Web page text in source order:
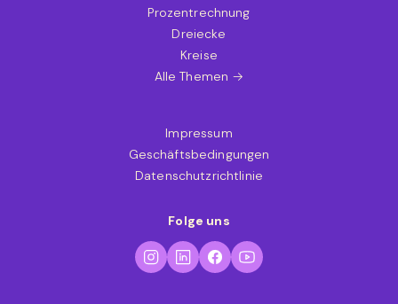
Prozentrechnung
Dreiecke
Kreise
Alle Themen →
Impressum
Geschäftsbedingungen
Datenschutzrichtlinie
Folge uns